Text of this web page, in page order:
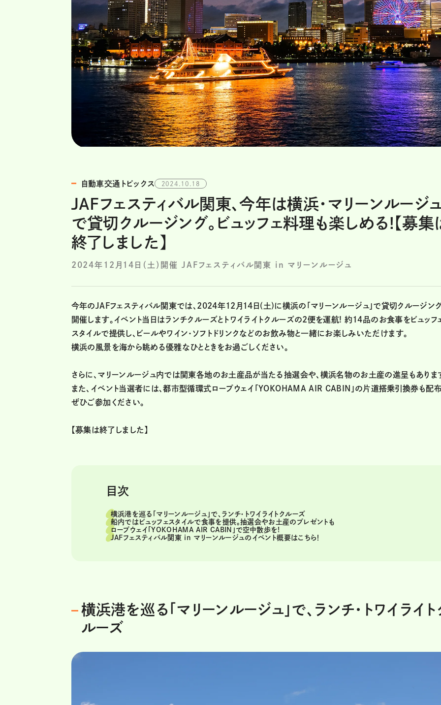
自動車交通トピックス 2024.10.18
JAFフェスティバル関東、今年は横浜・マリーンルージ
で貸切クルージング。ビュッフェ料理も楽しめる!【募集
終了しました】
2024年12月14日（土）開催 JAFフェスティバル関東 in マリーンルージュ
今年のJAFフェスティバル関東では、2024年12月14日(土)に横浜の「マリーンルージュ」で貸切クルージン
開催します。イベント当日はランチクルーズとトワイライトクルーズの2便を運航! 約14品のお食事をビュッフ
スタイルで提供し、ビールやワイン・ソフトドリンクなどのお飲み物と一緒にお楽しみいただけます。
横浜の風景を海から眺める優雅なひとときをお過ごしください。
さらに、マリーンルージュ内では関東各地のお土産品が当たる抽選会や、横浜名物のお土産の進呈もありま
また、イベント当選者には、都市型循環式ロープウェイ「YOKOHAMA AIR CABIN」の片道搭乗引換券も配
ぜひご参加ください。
【募集は終了しました】
目次
横浜港を巡る「マリーンルージュ」で、ランチ・トワイライトクルーズ
船内ではビュッフェスタイルで食事を提供。抽選会やお土産のプレゼントも
ロープウェイ「YOKOHAMA AIR CABIN」で空中散歩を!
JAFフェスティバル関東 in マリーンルージュのイベント概要はこちら！
横浜港を巡る「マリーンルージュ」で、ランチ・トワイライト
ルーズ